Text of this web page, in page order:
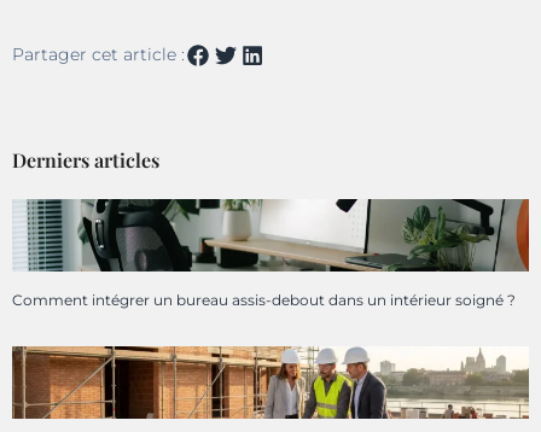
Partager cet article :
Derniers articles
Comment intégrer un bureau assis-debout dans un intérieur soigné ?